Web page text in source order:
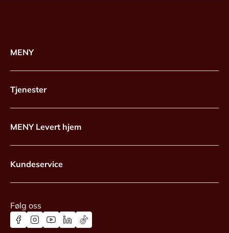
MENY
Tjenester
MENY Levert hjem
Kundeservice
Følg oss